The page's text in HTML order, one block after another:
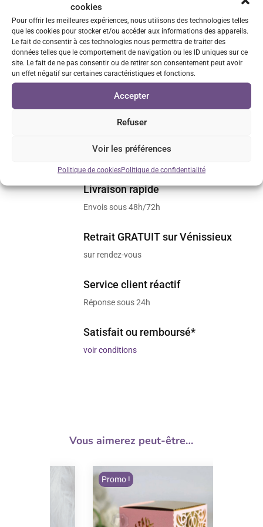
cookies
Pour offrir les meilleures expériences, nous utilisons des technologies telles
que les cookies pour stocker et/ou accéder aux informations des appareils.
Le fait de consentir à ces technologies nous permettra de traiter des
données telles que le comportement de navigation ou les ID uniques sur ce
site. Le fait de ne pas consentir ou de retirer son consentement peut avoir
un effet négatif sur certaines caractéristiques et fonctions.
Accepter
Refuser
Voir les préférences
Politique de cookiesPolitique de confidentialité
Enregistrer mon nom, mon e-mail et mon site dans le
navigateur pour mon prochain commentaire.
Paiements 100% sécurisés
Livraison rapide
Envois sous 48h/72h
Retrait GRATUIT sur Vénissieux
sur rendez-vous
Service client réactif
Réponse sous 24h
Satisfait ou remboursé*
voir conditions
Vous aimerez peut-être…
Promo !